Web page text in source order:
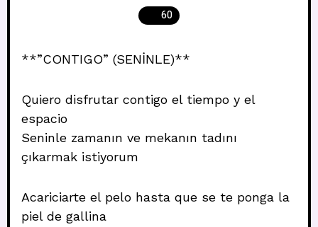
60
**”CONTIGO” (SENİNLE)**
Quiero disfrutar contigo el tiempo y el
espacio
Seninle zamanın ve mekanın tadını
çıkarmak istiyorum
Acariciarte el pelo hasta que se te ponga la
piel de gallina